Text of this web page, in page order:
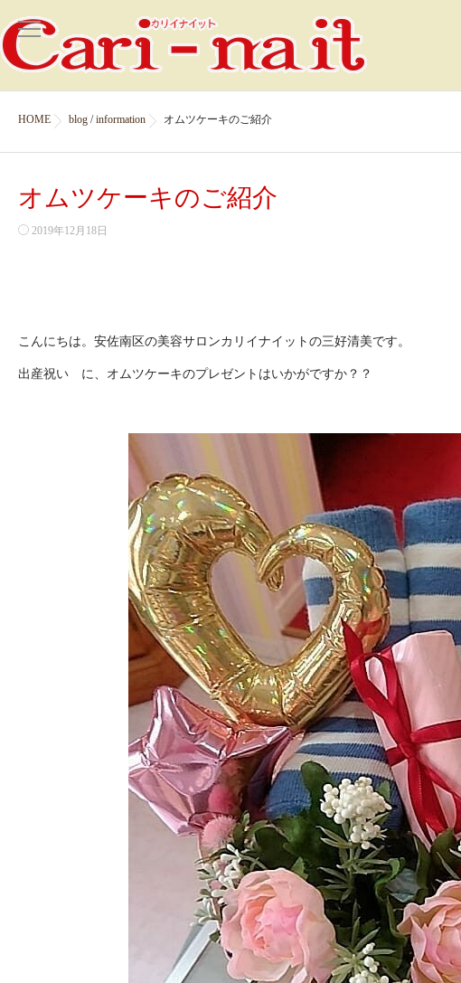
HOME blog /information オムツケーキのご紹介
オムツケーキのご紹介
2019年12月18日
こんにちは。安佐南区の美容サロンカリイナイットの三好清美です。
出産祝い に、オムツケーキのプレゼントはいかがですか？？